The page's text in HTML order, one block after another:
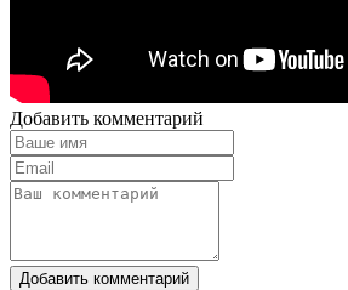
Добавить комментарий
Добавить комментарий